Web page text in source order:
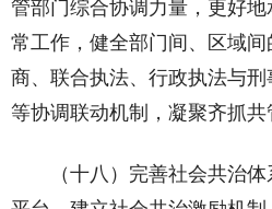
管部门综合协调力量，更好
常工作，健全部门间、区域
商、联合执法、行政执法与
等协调联动机制，凝聚齐抓共
（十八）完善社会共治